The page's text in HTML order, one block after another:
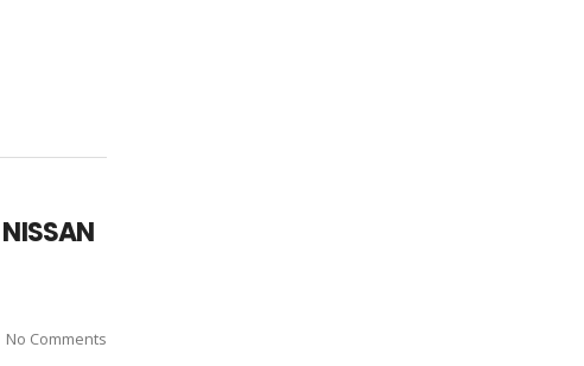
No Comments